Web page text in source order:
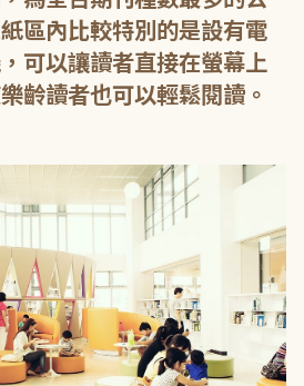
區內比較特別的是設有電
可以讓讀者直接在螢幕上
齡讀者也可以輕鬆閱讀。